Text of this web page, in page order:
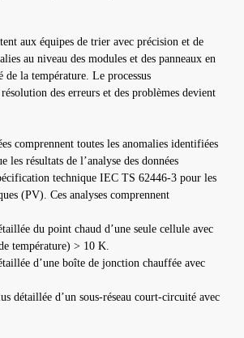
aux équipes de trier avec précision et de
au niveau des modules et des panneaux en
de la température. Le processus
des erreurs et des problèmes devient
comprennent toutes les anomalies identifiées
les résultats de l’analyse des données
technique IEC TS 62446-3 pour les
(PV). Ces analyses comprennent
du point chaud d’une seule cellule avec
température) > 10 K.
d’une boîte de jonction chauffée avec
détaillée d’un sous-réseau court-circuité avec